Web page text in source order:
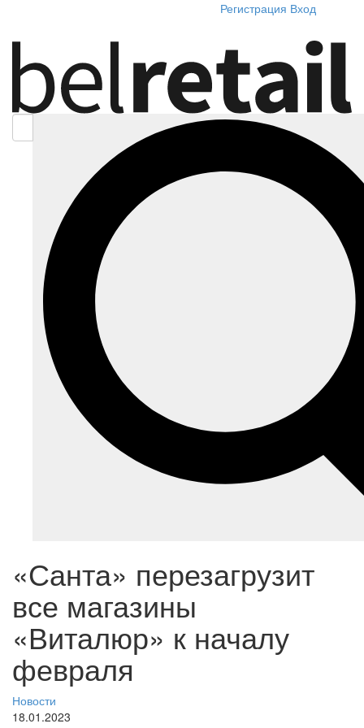
Регистрация Вход
«Санта» перезагрузит
все магазины
«Виталюр» к началу
февраля
Новости
18.01.2023